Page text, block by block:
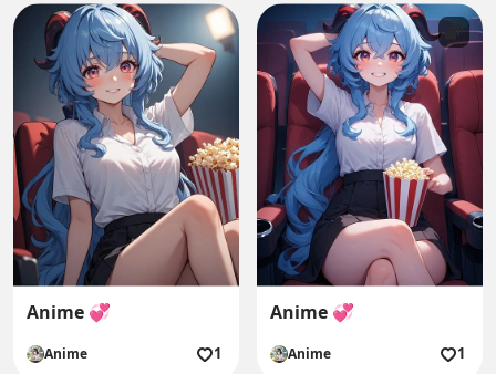
Anime 💞
Anime 1
Anime 💞
Anime 1